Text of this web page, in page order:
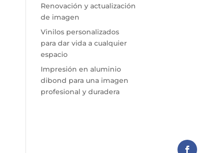
Renovación y actualización
de imagen
Vinilos personalizados
para dar vida a cualquier
espacio
Impresión en aluminio
dibond para una imagen
profesional y duradera